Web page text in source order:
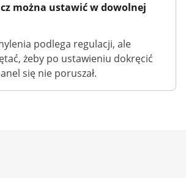
można ustawić w dowolnej
podlega regulacji, ale
żeby po ustawieniu dokręcić
się nie poruszał.